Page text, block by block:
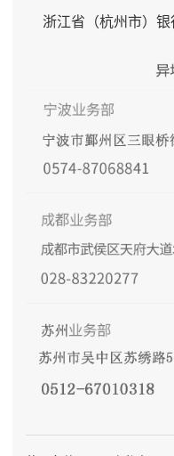
浙江省（杭州市）